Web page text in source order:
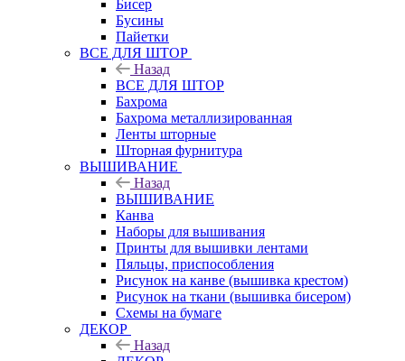
Бисер
Бусины
Пайетки
ВСЕ ДЛЯ ШТОР
Назад
ВСЕ ДЛЯ ШТОР
Бахрома
Бахрома металлизированная
Ленты шторные
Шторная фурнитура
ВЫШИВАНИЕ
Назад
ВЫШИВАНИЕ
Канва
Наборы для вышивания
Принты для вышивки лентами
Пяльцы, приспособления
Рисунок на канве (вышивка крестом)
Рисунок на ткани (вышивка бисером)
Схемы на бумаге
ДЕКОР
Назад